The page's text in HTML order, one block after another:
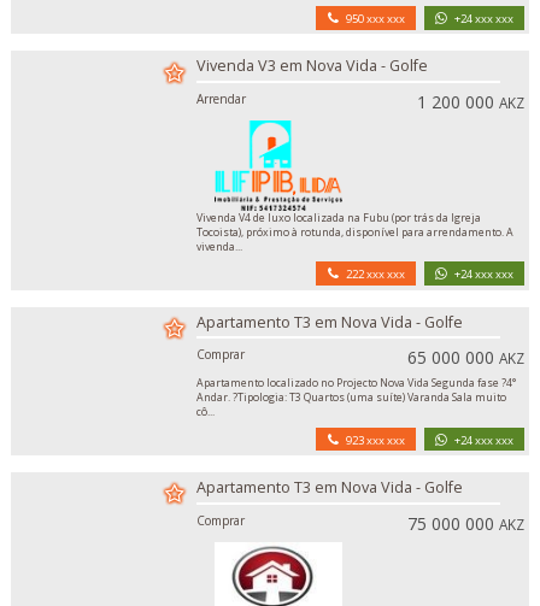
950 xxx xxx +24 xxx xxx
Vivenda V3 em Nova Vida - Golfe
Arrendar 1 200 000AKZ
Vivenda V4 de luxo localizada na Fubu (por trás da Igreja
Tocoista), próximo à rotunda, disponível para arrendamento. A
vivenda...
222 xxx xxx +24 xxx xxx
Apartamento T3 em Nova Vida - Golfe
Comprar 65 000 000AKZ
Apartamento localizado no Projecto Nova Vida Segunda fase ?4°
Andar. ?Tipologia: T3 Quartos (uma suíte) Varanda Sala muito
cô...
923 xxx xxx +24 xxx xxx
Apartamento T3 em Nova Vida - Golfe
Comprar 75 000 000AKZ